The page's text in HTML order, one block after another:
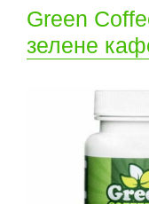
Green
зелене